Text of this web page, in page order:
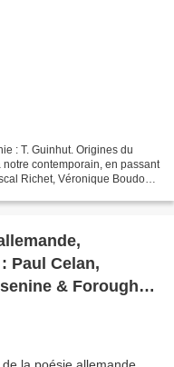
: T. Guinhut. Origines du
contemporain, en passant
Richet, Véronique Boudon-
Paul Celan,
& Forough